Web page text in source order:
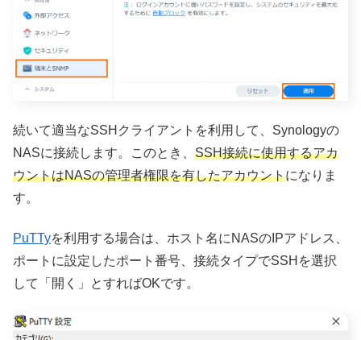
続いて適当なSSHクライアントを利用して、Synologyの
NASに接続します。このとき、 SSH接続に使用するアカ
ウントはNASの管理者権限を有したアカウントになりま
す。
PuTTyを利用する場合は、ホスト名にNASのIPアドレス、
ポートに設定したポート番号、接続タイプでSSHを選択
して「開く」とすればOKです。